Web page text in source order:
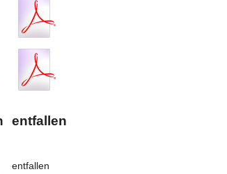
entfallen
entfallen